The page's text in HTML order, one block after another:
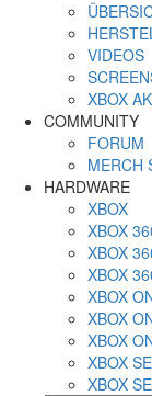
VIDEOS
XBOX
COMMUNITY
FORUM
MERCH
HARDWARE
XBOX
XBOX
XBOX
XBOX
XBOX
XBOX
XBOX
XBOX
XBOX